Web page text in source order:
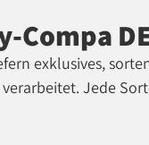
Compa
exklusives,
Jede